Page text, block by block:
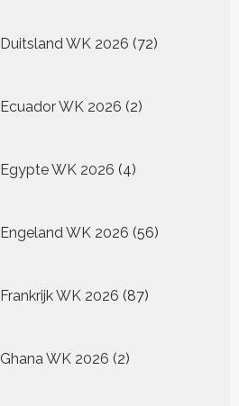
Duitsland WK 2026 72
producten
Ecuador WK 2026 2
producten
Egypte WK 2026 4
producten
Engeland WK 2026 56
producten
Frankrijk WK 2026 87
producten
Ghana WK 2026 2
producten